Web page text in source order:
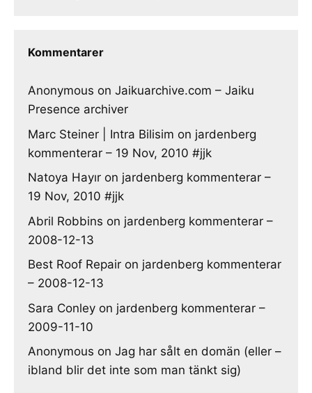
Kommentarer
Anonymous on Jaikuarchive.com – Jaiku
Presence archiver
Marc Steiner | Intra Bilisim on jardenberg
kommenterar – 19 Nov, 2010 #jjk
Natoya Hayır on jardenberg kommenterar –
19 Nov, 2010 #jjk
Abril Robbins on jardenberg kommenterar –
2008-12-13
Best Roof Repair on jardenberg kommenterar
– 2008-12-13
Sara Conley on jardenberg kommenterar –
2009-11-10
Anonymous on Jag har sålt en domän (eller –
ibland blir det inte som man tänkt sig)